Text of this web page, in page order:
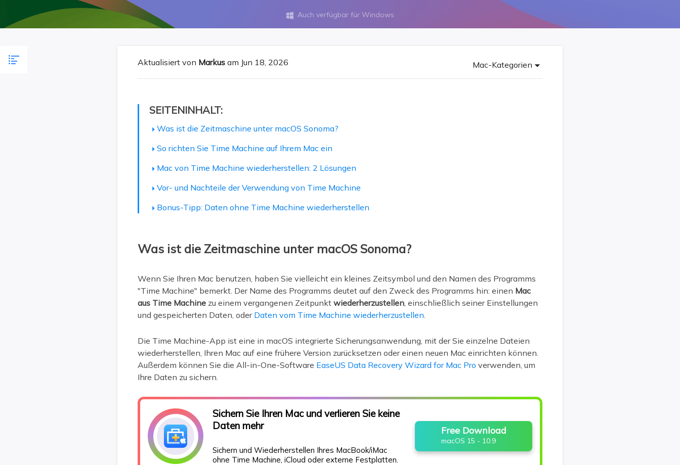
Exchange Recovery
EDB-Datei wiederherstellen & reparieren
MS SQL Recovery
MSP Service
 Auch verfügbar für Windows
Aktualisiert von Markus am Jun 18, 2026 Mac-Kategorien
SEITENINHALT:
Was ist die Zeitmaschine unter macOS Sonoma?
So richten Sie Time Machine auf Ihrem Mac ein
Mac von Time Machine wiederherstellen: 2 Lösungen
Vor- und Nachteile der Verwendung von Time Machine
Bonus-Tipp: Daten ohne Time Machine wiederherstellen
Was ist die Zeitmaschine unter macOS Sonoma?
Wenn Sie Ihren Mac benutzen, haben Sie vielleicht ein kleines Zeitsymbol und den Namen des Programms
"Time Machine" bemerkt. Der Name des Programms deutet auf den Zweck des Programms hin: einen Mac
aus Time Machine zu einem vergangenen Zeitpunkt wiederherzustellen, einschließlich seiner Einstellungen
und gespeicherten Daten, oder Daten vom Time Machine wiederherzustellen.
Die Time Machine-App ist eine in macOS integrierte Sicherungsanwendung, mit der Sie einzelne Dateien
wiederherstellen, Ihren Mac auf eine frühere Version zurücksetzen oder einen neuen Mac einrichten können.
Außerdem können Sie die All-in-One-Software EaseUS Data Recovery Wizard for Mac Pro verwenden, um
Ihre Daten zu sichern.
Sichern Sie Ihren Mac und verlieren Sie keine
Daten mehr
Sichern und Wiederherstellen Ihres MacBook/iMac
ohne Time Machine, iCloud oder externe Festplatten.
Free Download
macOS 15 - 10.9